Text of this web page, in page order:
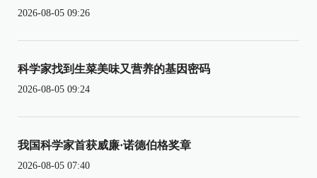
2026-08-05 09:26
科学家找到生菜美味又营养的基因密码
2026-08-05 09:24
我国科学家首获威廉·诺德伯格奖章
2026-08-05 07:40